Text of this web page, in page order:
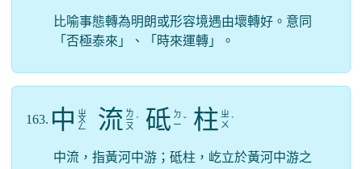
比喻事態轉為明朗或形容境遇由壞轉好。意同
「否極泰來」、「時來運轉」。
163. 中 ㄓ
ㄨ
ㄥ 流 ㄌ
ㄧ
ㄡ
ˊ 砥 ㄉ
ㄧ ˇ 柱 ㄓ
ㄨ ˋ
中流，指黃河中游；砥柱，屹立於黃河中游之